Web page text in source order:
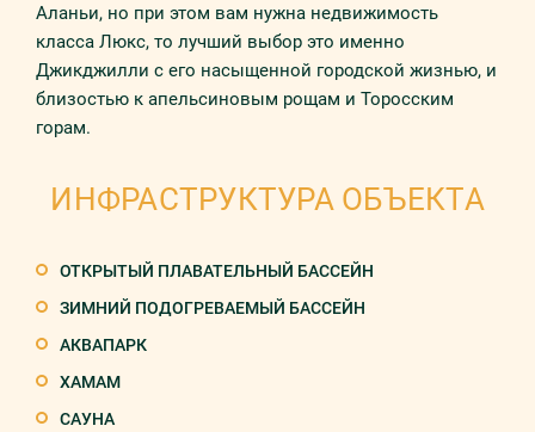
Аланьи, но при этом вам нужна недвижимость
класса Люкс, то лучший выбор это именно
Джикджилли с его насыщенной городской жизнью, и
близостью к апельсиновым рощам и Торосским
горам.
ИНФРАСТРУКТУРА ОБЪЕКТА
ОТКРЫТЫЙ ПЛАВАТЕЛЬНЫЙ БАССЕЙН
ЗИМНИЙ ПОДОГРЕВАЕМЫЙ БАССЕЙН
АКВАПАРК
ХАМАМ
САУНА